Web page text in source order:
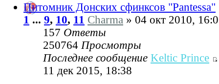
Питомник Донских сфинксов "Pantessa"
1 ... 9, 10, 11 Charma » 04 окт 2010,
157 Ответы
250764 Просмотры
Последнее сообщение Keltic Prince
11 дек 2015, 18:38